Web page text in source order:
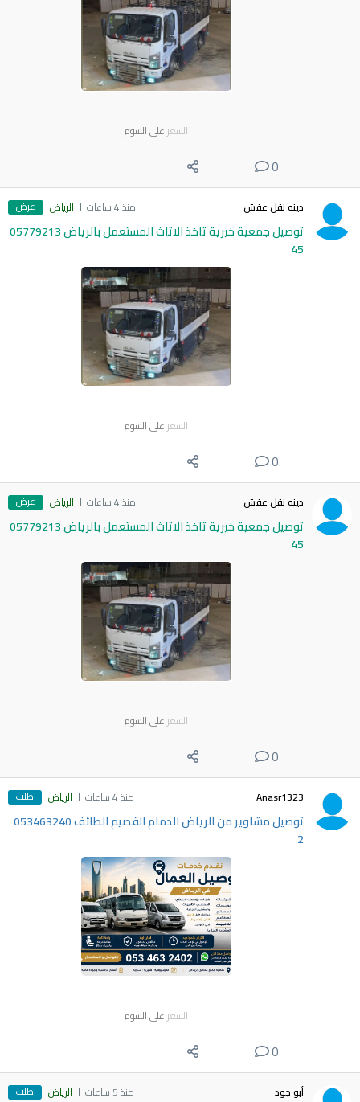
السعر على السوم
0
دينه نقل عفش منذ 4 ساعات الرياض عرض
توصيل جمعية خيرية تاخذ الاثاث المستعمل بالرياض 05779213
45
السعر على السوم
0
دينه نقل عفش منذ 4 ساعات الرياض عرض
توصيل جمعية خيرية تاخذ الاثاث المستعمل بالرياض 05779213
45
السعر على السوم
0
Anasr1323 منذ 4 ساعات الرياض طلب
توصيل مشاوير من الرياض الدمام القصيم الطائف 053463240
2
السعر على السوم
0
أبو جود منذ 5 ساعات الرياض طلب